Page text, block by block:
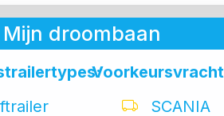
Mijn droombaan
SCANIA